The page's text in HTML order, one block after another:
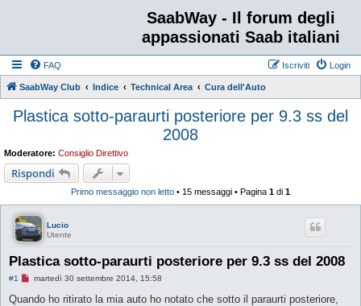
SaabWay - Il forum degli
appassionati Saab italiani
FAQ Login
Iscriviti
SaabWay Club Indice Technical Area Cura dell'Auto
Plastica sotto-paraurti posteriore per 9.3 ss del
2008
Moderatore: Consiglio Direttivo
Rispondi
Primo messaggio non letto • 15 messaggi • Pagina 1 di 1
Lucio
Utente
Plastica sotto-paraurti posteriore per 9.3 ss del 2008
#1
M
s
martedì 30 settembre 2014, 15:58
Quando ho ritirato la mia auto ho notato che sotto il paraurti posteriore,